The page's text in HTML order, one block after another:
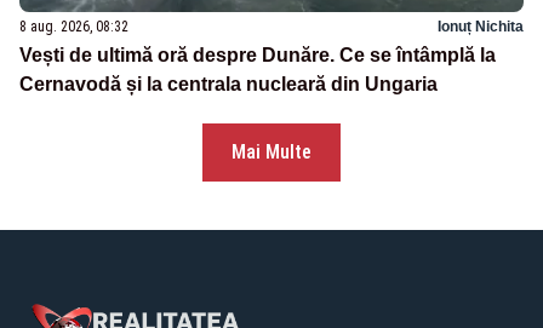
8 aug. 2026, 08:32 Ionuț Nichita
Vești de ultimă oră despre Dunăre. Ce se întâmplă la
Cernavodă și la centrala nucleară din Ungaria
Mai Multe